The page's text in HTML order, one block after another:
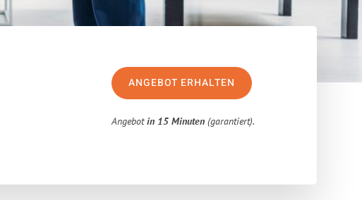
ANGEBOT ERHALTEN
Angebotin 15 Minuten (garantiert).